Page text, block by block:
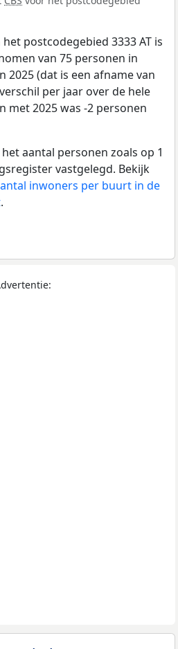
postcodegebied 3333 AT is
van 75 personen in
2025 (dat is een afname van
per jaar over de hele
met 2025 was -2 personen
aantal personen zoals op 1
vastgelegd. Bekijk
inwoners per buurt in de
.